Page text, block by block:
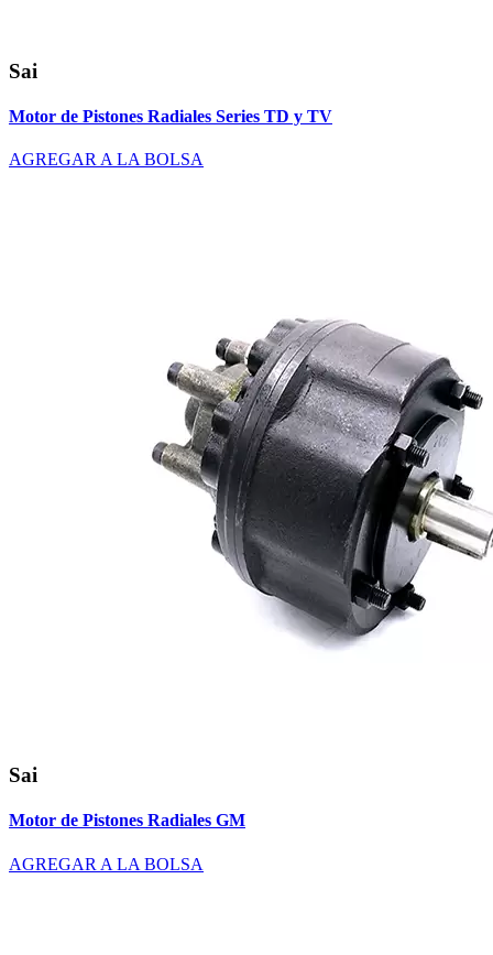
Sai
Motor de Pistones Radiales Series TD y TV
AGREGAR A LA BOLSA
Sai
Motor de Pistones Radiales GM
AGREGAR A LA BOLSA